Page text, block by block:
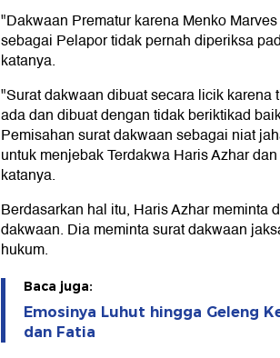
"Dakwaan Prematur karena Menko
sebagai Pelapor tidak pernah diperiksa
katanya.
"Surat dakwaan dibuat secara licik karena
ada dan dibuat dengan tidak beriktikad
Pemisahan surat dakwaan sebagai niat
untuk menjebak Terdakwa Haris Azhar
katanya.
Berdasarkan hal itu, Haris Azhar meminta
dakwaan. Dia meminta surat dakwaan
hukum.
Baca juga:
Emosinya Luhut hingga Geleng
dan Fatia